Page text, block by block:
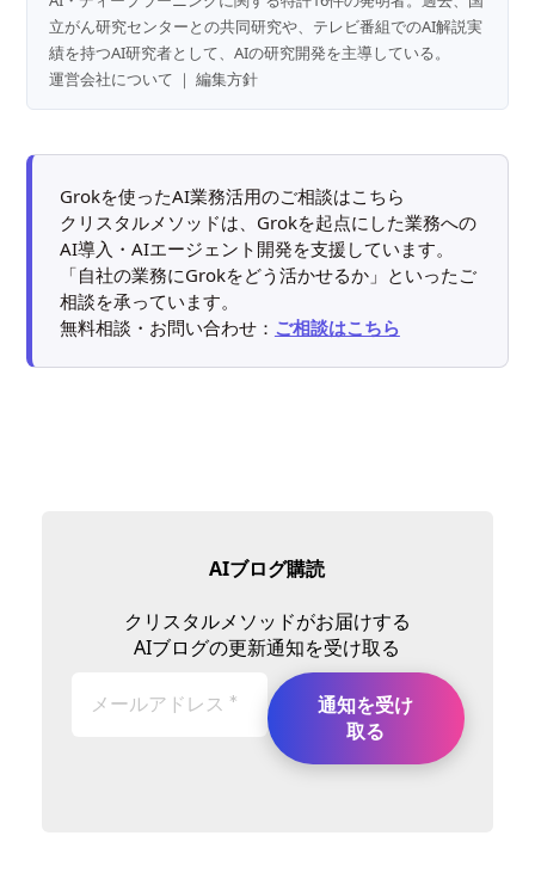
立がん研究センターとの共同研究や、テレビ番組でのAI解説実
績を持つAI研究者として、AIの研究開発を主導している。
運営会社について ｜編集方針
Grokを使ったAI業務活用のご相談はこちら
クリスタルメソッドは、Grokを起点にした業務への
AI導入・AIエージェント開発を支援しています。
「自社の業務にGrokをどう活かせるか」といったご
相談を承っています。
無料相談・お問い合わせ： ご相談はこちら
AIブログ購読
クリスタルメソッドがお届けする
AIブログの更新通知を受け取る